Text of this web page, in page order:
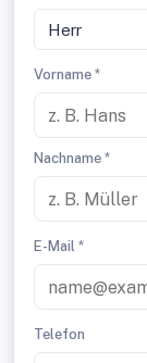
Herr
Vorname *
Nachname *
E-Mail *
Telefon